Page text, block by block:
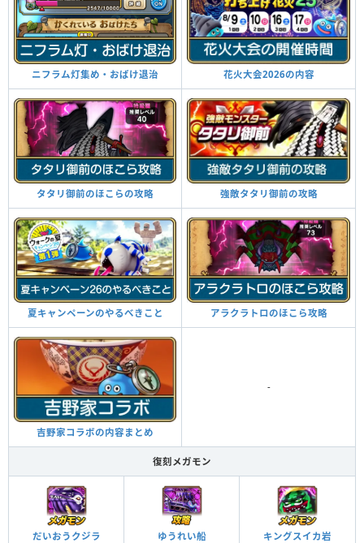
ニフラム灯集め・おばけ退治 花火大会2026の内容
タタリ御前のほこらの攻略 強敵タタリ御前の攻略
夏キャンペーンのやるべきこと アラクラトロのほこら攻略
吉野家コラボの内容まとめ
-
復刻メガモン
だいおうクジラ ゆうれい船 キングスイカ岩